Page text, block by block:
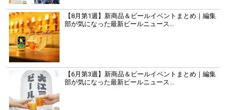
【8月第1週】新商品＆ビールイベントまとめ｜編集
部が気になった最新ビールニュース...
【6月第3週】新商品＆ビールイベントまとめ｜編集
部が気になった最新ビールニュース...